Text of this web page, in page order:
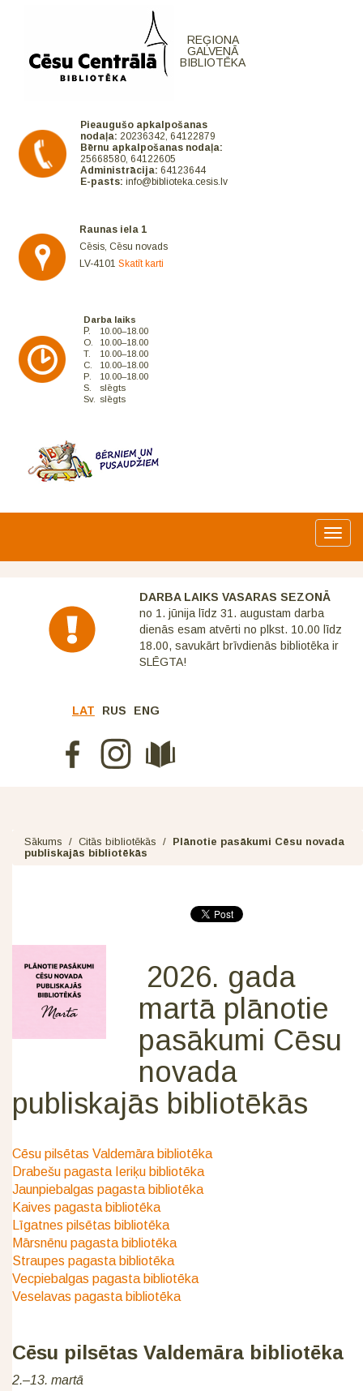
REĢIONA
GALVENĀ
BIBLIOTĒKA
Pieaugušo apkalpošanas
nodaļa: 20236342, 64122879
Bērnu apkalpošanas nodaļa:
25668580, 64122605
Administrācija: 64123644
E-pasts: info@biblioteka.cesis.lv
Raunas iela 1
Cēsis, Cēsu novads
LV-4101Skatīt karti
Darba laiks
P.
10.00–18.00
O.
10.00–18.00
T.
10.00–18.00
C.
10.00–18.00
P.
10.00–18.00
S.
slēgts
Sv.
slēgts
DARBA LAIKS VASARAS SEZONĀ
no 1. jūnija līdz 31. augustam darba
dienās esam atvērti no plkst. 10.00 līdz
18.00, savukārt brīvdienās bibliotēka ir
SLĒGTA!
LAT RUS ENG
Sākums / Citās bibliotēkās / Plānotie pasākumi Cēsu novada
publiskajās bibliotēkās
2026. gada
martā plānotie
pasākumi Cēsu
novada
publiskajās bibliotēkās
Cēsu pilsētas Valdemāra bibliotēka
Drabešu pagasta Ieriķu bibliotēka
Jaunpiebalgas pagasta bibliotēka
Kaives pagasta bibliotēka
Līgatnes pilsētas bibliotēka
Mārsnēnu pagasta bibliotēka
Straupes pagasta bibliotēka
Vecpiebalgas pagasta bibliotēka
Veselavas pagasta bibliotēka
Cēsu pilsētas Valdemāra bibliotēka
2.–13. martā